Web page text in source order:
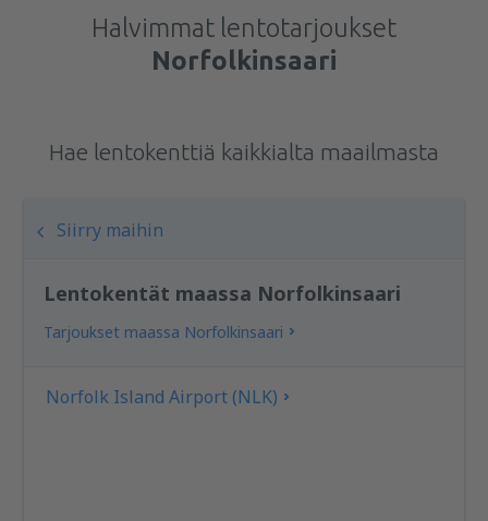
Halvimmat lentotarjoukset
Norfolkinsaari
Hae lentokenttiä kaikkialta maailmasta
Siirry maihin
Lentokentät maassa Norfolkinsaari
Tarjoukset maassa Norfolkinsaari
Norfolk Island Airport (NLK)